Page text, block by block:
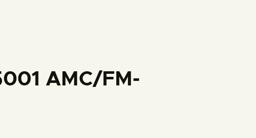
AMC/FM-